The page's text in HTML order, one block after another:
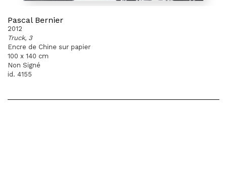
Pascal Bernier
2012
Truck, 3
Encre de Chine sur papier
100 x 140 cm
Non Signé
id. 4155